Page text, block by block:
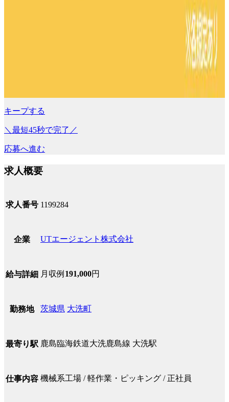
キープする
＼最短45秒で完了／
応募へ進む
求人概要
求人番号 1199284
企業 UTエージェント株式会社
給与詳細 月収例 191,000円
勤務地 茨城県 大洗町
最寄り駅 鹿島臨海鉄道大洗鹿島線 大洗駅
仕事内容 機械系工場 / 軽作業・ピッキング / 正社員